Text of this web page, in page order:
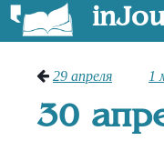
29 апреля 1
30